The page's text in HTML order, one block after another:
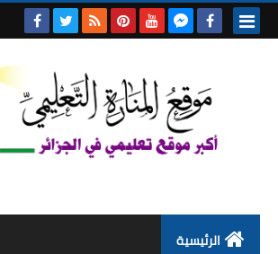
الرئيسية